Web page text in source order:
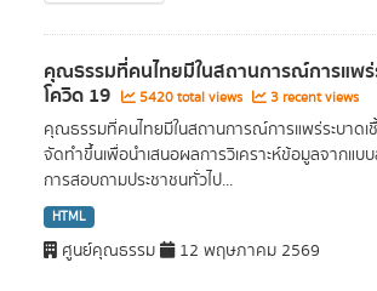
คุณธรรมที่คนไทยมีในสถานการณ์การแพร่
โควิด 19 5420 total views 3 recent views
คุณธรรมที่คนไทยมีในสถานการณ์การแพร่ระบาดเ
จัดทำขึ้นเพื่อนำเสนอผลการวิเคราะห์ข้อมูลจากแบ
การสอบถามประชาชนทั่วไป...
HTML
ศูนย์คุณธรรม 12 พฤษภาคม 2569